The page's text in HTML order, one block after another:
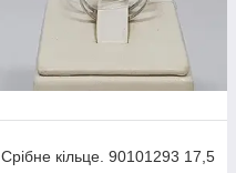
Срібне кільце. 90101293 17,5